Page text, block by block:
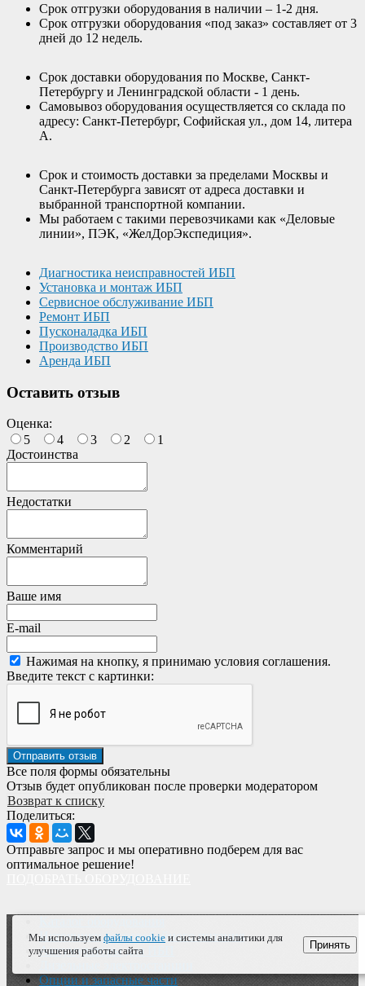
Срок отгрузки оборудования в наличии – 1-2 дня.
Срок отгрузки оборудования «под заказ» составляет от 3
дней до 12 недель.
Срок доставки оборудования по Москве, Санкт-
Петербургу и Ленинградской области - 1 день.
Самовывоз оборудования осуществляется со склада по
адресу: Санкт-Петербург, Софийская ул., дом 14, литера
А.
Срок и стоимость доставки за пределами Москвы и
Санкт-Петербурга зависят от адреса доставки и
выбранной транспортной компании.
Мы работаем с такими перевозчиками как «Деловые
линии», ПЭК, «ЖелДорЭкспедиция».
Диагностика неисправностей ИБП
Установка и монтаж ИБП
Сервисное обслуживание ИБП
Ремонт ИБП
Пусконаладка ИБП
Производство ИБП
Аренда ИБП
Оставить отзыв
Оценка:
5
4 3 2
1
Достоинства
Недостатки
Комментарий
Ваше имя
E-mail
Нажимая на кнопку, я принимаю условия соглашения.
Введите текст с картинки:
Все поля формы обязательны
Отзыв будет опубликован после проверки модератором
Возврат к списку
Поделиться:
Отправьте запрос и мы оперативно подберем для вас
оптимальное решение!
Источники бесперебойного питания
Аккумуляторы для ИБП
Опции и запасные части
Мы используем файлы cookie и системы аналитики для
улучшения работы сайта
Принять